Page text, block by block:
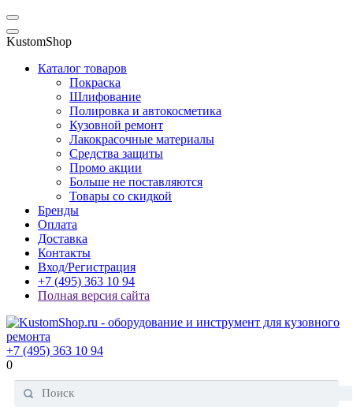
KustomShop
Каталог товаров
Покраска
Шлифование
Полировка и автокосметика
Кузовной ремонт
Лакокрасочные материалы
Средства защиты
Промо акции
Больше не поставляются
Товары со скидкой
Бренды
Оплата
Доставка
Контакты
Вход/Регистрация
+7 (495) 363 10 94
Полная версия сайта
+7 (495) 363 10 94
0